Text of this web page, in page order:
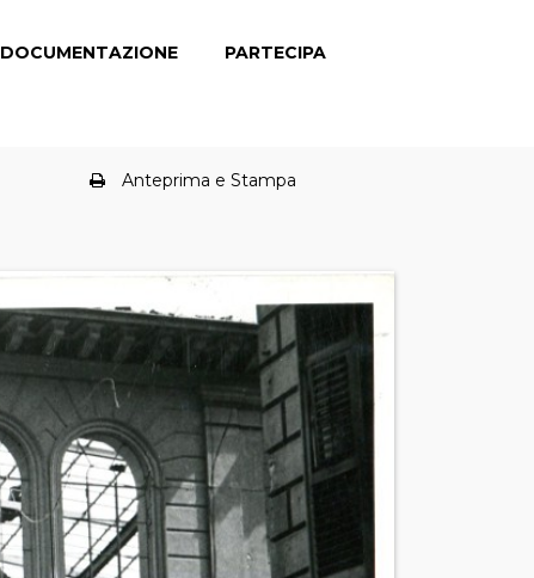
DOCUMENTAZIONE PARTECIPA
Anteprima e Stampa